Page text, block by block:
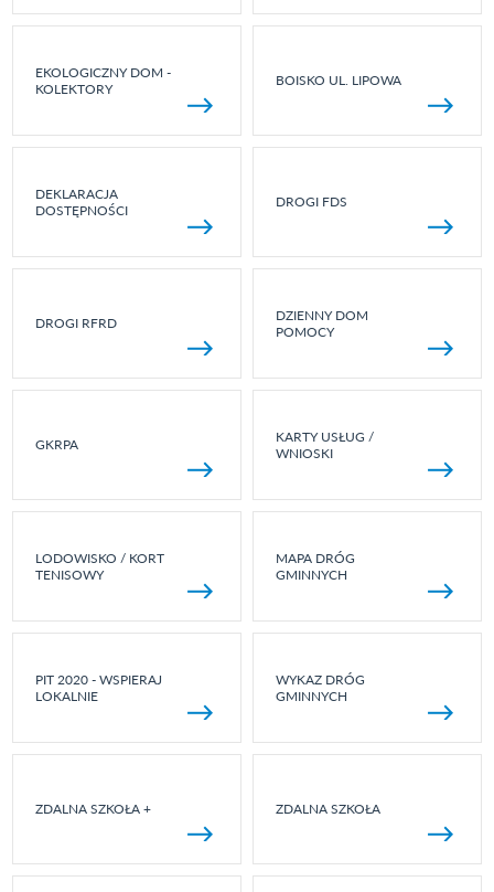
EKOLOGICZNY DOM -
KOLEKTORY
BOISKO UL. LIPOWA
DEKLARACJA
DOSTĘPNOŚCI
DROGI FDS
DROGI RFRD
DZIENNY DOM
POMOCY
GKRPA
KARTY USŁUG /
WNIOSKI
LODOWISKO / KORT
TENISOWY
MAPA DRÓG
GMINNYCH
PIT 2020 - WSPIERAJ
LOKALNIE
WYKAZ DRÓG
GMINNYCH
ZDALNA SZKOŁA + ZDALNA SZKOŁA